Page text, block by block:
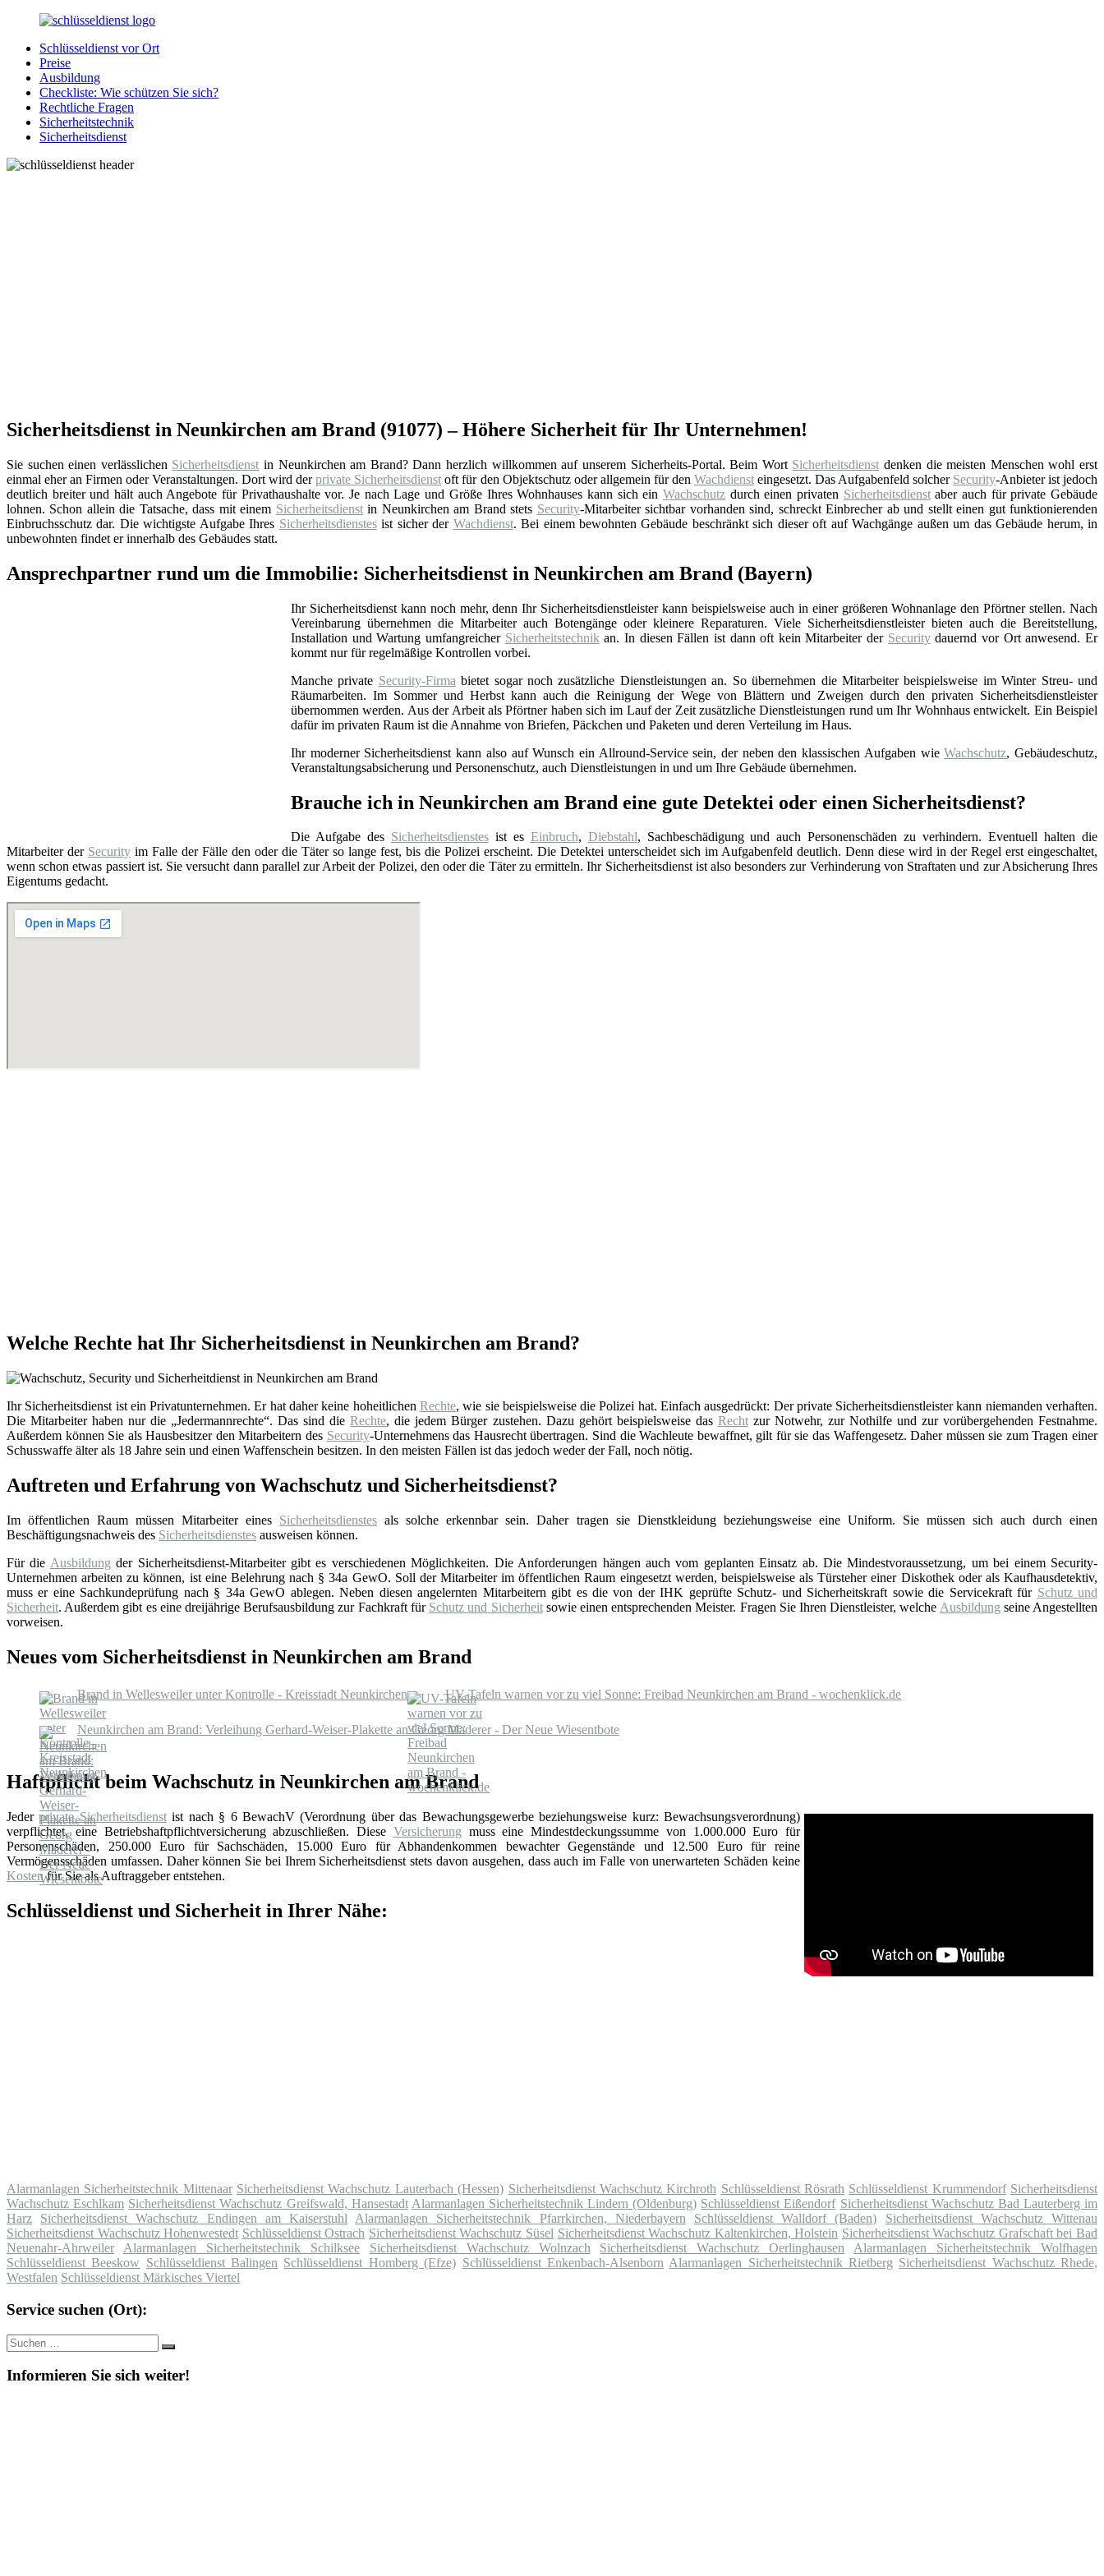
Zurück
Inhalt
SchluesseldienstDirekt.de
Ihre
Notlage
wird
gelöst!
Schlüsseldienst vor Ort
Preise
Ausbildung
Checkliste: Wie schützen Sie sich?
Rechtliche Fragen
Sicherheitstechnik
Sicherheitsdienst
Sicherheitsdienst in Neunkirchen am Brand (91077) – Höhere Sicherheit für Ihr Unternehmen!
Sie suchen einen verlässlichen Sicherheitsdienst in Neunkirchen am Brand? Dann herzlich willkommen auf unserem Sicherheits-Portal. Beim Wort Sicherheitsdienst denken die meisten Menschen wohl erst
einmal eher an Firmen oder Veranstaltungen. Dort wird derprivate Sicherheitsdienst oft für den Objektschutz oder allgemein für den Wachdiensteingesetzt. Das Aufgabenfeld solcher Security-Anbieter ist jedoch
deutlich breiter und hält auch Angebote für Privathaushalte vor. Je nach Lage und Größe Ihres Wohnhauses kann sich ein Wachschutzdurch einen privaten Sicherheitsdienstaber auch für private Gebäude
lohnen. Schon allein die Tatsache, dass mit einem Sicherheitsdienstin Neunkirchen am Brand stets Security-Mitarbeiter sichtbar vorhanden sind, schreckt Einbrecher ab und stellt einen gut funktionierenden
Einbruchsschutz dar. Die wichtigste Aufgabe Ihres Sicherheitsdienstesist sicher der Wachdienst. Bei einem bewohnten Gebäude beschränkt sich dieser oft auf Wachgänge außen um das Gebäude herum, in
unbewohnten findet er innerhalb des Gebäudes statt.
Ansprechpartner rund um die Immobilie: Sicherheitsdienst in Neunkirchen am Brand (Bayern)
Ihr Sicherheitsdienst kann noch mehr, denn Ihr Sicherheitsdienstleister kann beispielsweise auch in einer größeren Wohnanlage den Pförtner stellen. Nach
Vereinbarung übernehmen die Mitarbeiter auch Botengänge oder kleinere Reparaturen. Viele Sicherheitsdienstleister bieten auch die Bereitstellung,
Installation und Wartung umfangreicher Sicherheitstechnikan. In diesen Fällen ist dann oft kein Mitarbeiter der Securitydauernd vor Ort anwesend. Er
kommt nur für regelmäßige Kontrollen vorbei.
Manche private Security-Firma bietet sogar noch zusätzliche Dienstleistungen an. So übernehmen die Mitarbeiter beispielsweise im Winter Streu- und
Räumarbeiten. Im Sommer und Herbst kann auch die Reinigung der Wege von Blättern und Zweigen durch den privaten Sicherheitsdienstleister
übernommen werden. Aus der Arbeit als Pförtner haben sich im Lauf der Zeit zusätzliche Dienstleistungen rund um Ihr Wohnhaus entwickelt. Ein Beispiel
dafür im privaten Raum ist die Annahme von Briefen, Päckchen und Paketen und deren Verteilung im Haus.
Ihr moderner Sicherheitsdienst kann also auf Wunsch ein Allround-Service sein, der neben den klassischen Aufgaben wieWachschutz, Gebäudeschutz,
Veranstaltungsabsicherung und Personenschutz, auch Dienstleistungen in und um Ihre Gebäude übernehmen.
Brauche ich in Neunkirchen am Brand eine gute Detektei oder einen Sicherheitsdienst?
Die Aufgabe des Sicherheitsdienstesist es Einbruch, Diebstahl, Sachbeschädigung und auch Personenschäden zu verhindern. Eventuell halten die
Mitarbeiter der Security im Falle der Fälle den oder die Täter so lange fest, bis die Polizei erscheint. Die Detektei unterscheidet sich im Aufgabenfeld deutlich. Denn diese wird in der Regel erst eingeschaltet,
wenn schon etwas passiert ist. Sie versucht dann parallel zur Arbeit der Polizei, den oder die Täter zu ermitteln. Ihr Sicherheitsdienst ist also besonders zur Verhinderung von Straftaten und zur Absicherung Ihres
Eigentums gedacht.
Welche Rechte hat Ihr Sicherheitsdienst in Neunkirchen am Brand?
Ihr Sicherheitsdienst ist ein Privatunternehmen. Er hat daher keine hoheitlichen Rechte, wie sie beispielsweise die Polizei hat. Einfach ausgedrückt: Der private Sicherheitsdienstleister kann niemanden verhaften.
Die Mitarbeiter haben nur die „Jedermannrechte“. Das sind dieRechte, die jedem Bürger zustehen. Dazu gehört beispielsweise das Rechtzur Notwehr, zur Nothilfe und zur vorübergehenden Festnahme.
Außerdem können Sie als Hausbesitzer den Mitarbeitern des Security-Unternehmens das Hausrecht übertragen. Sind die Wachleute bewaffnet, gilt für sie das Waffengesetz. Daher müssen sie zum Tragen einer
Schusswaffe älter als 18 Jahre sein und einen Waffenschein besitzen. In den meisten Fällen ist das jedoch weder der Fall, noch nötig.
Auftreten und Erfahrung von Wachschutz und Sicherheitsdienst?
Im öffentlichen Raum müssen Mitarbeiter eines Sicherheitsdienstes als solche erkennbar sein. Daher tragen sie Dienstkleidung beziehungsweise eine Uniform. Sie müssen sich auch durch einen
Beschäftigungsnachweis des Sicherheitsdienstes ausweisen können.
Für die Ausbildung der Sicherheitsdienst-Mitarbeiter gibt es verschiedenen Möglichkeiten. Die Anforderungen hängen auch vom geplanten Einsatz ab. Die Mindestvoraussetzung, um bei einem Security-
Unternehmen arbeiten zu können, ist eine Belehrung nach § 34a GewO. Soll der Mitarbeiter im öffentlichen Raum eingesetzt werden, beispielsweise als Türsteher einer Diskothek oder als Kaufhausdetektiv,
muss er eine Sachkundeprüfung nach § 34a GewO ablegen. Neben diesen angelernten Mitarbeitern gibt es die von der IHK geprüfte Schutz- und Sicherheitskraft sowie die Servicekraft für Schutz und
Sicherheit. Außerdem gibt es eine dreijährige Berufsausbildung zur Fachkraft für Schutz und Sicherheitsowie einen entsprechenden Meister. Fragen Sie Ihren Dienstleister, welche Ausbildung seine Angestellten
vorweisen.
Neues vom Sicherheitsdienst in Neunkirchen am Brand
Brand in Wellesweiler unter Kontrolle - Kreisstadt Neunkirchen UV-Tafeln warnen vor zu viel Sonne: Freibad Neunkirchen am Brand - wochenklick.de
Neunkirchen am Brand: Verleihung Gerhard-Weiser-Plakette an Georg Maderer - Der Neue Wiesentbote
Haftpflicht beim Wachschutz in Neunkirchen am Brand
Jederprivate Sicherheitsdienstist nach § 6 BewachV (Verordnung über das Bewachungsgewerbe beziehungsweise kurz: Bewachsungsverordnung)
verpflichtet, eine Betriebshaftpflichtversicherung abzuschließen. Diese Versicherung muss eine Mindestdeckungssumme von 1.000.000 Euro für
Personenschäden, 250.000 Euro für Sachschäden, 15.000 Euro für Abhandenkommen bewachter Gegenstände und 12.500 Euro für reine
Vermögensschäden umfassen. Daher können Sie bei Ihrem Sicherheitsdienst stets davon ausgehen, dass auch im Falle von unerwarteten Schäden keine
Kostenfür Sie als Auftraggeber entstehen.
Schlüsseldienst und Sicherheit in Ihrer Nähe:
Alarmanlagen Sicherheitstechnik Mittenaar Sicherheitsdienst Wachschutz Lauterbach (Hessen) Sicherheitsdienst Wachschutz Kirchroth Schlüsseldienst Rösrath Schlüsseldienst Krummendorf Sicherheitsdienst
Wachschutz Eschlkam Sicherheitsdienst Wachschutz Greifswald, Hansestadt Alarmanlagen Sicherheitstechnik Lindern (Oldenburg) Schlüsseldienst Eißendorf Sicherheitsdienst Wachschutz Bad Lauterberg im
Harz
Sicherheitsdienst Wachschutz Endingen am Kaiserstuhl Alarmanlagen Sicherheitstechnik Pfarrkirchen, Niederbayern Schlüsseldienst Walldorf (Baden)
Sicherheitsdienst Wachschutz Wittenau
Sicherheitsdienst Wachschutz Hohenwestedt Schlüsseldienst Ostrach Sicherheitsdienst Wachschutz Süsel Sicherheitsdienst Wachschutz Kaltenkirchen, Holstein Sicherheitsdienst Wachschutz Grafschaft bei Bad
Neuenahr-Ahrweiler
Alarmanlagen Sicherheitstechnik Schilksee Sicherheitsdienst Wachschutz Wolnzach Sicherheitsdienst Wachschutz Oerlinghausen
Alarmanlagen Sicherheitstechnik Wolfhagen
Schlüsseldienst Beeskow Schlüsseldienst Balingen Schlüsseldienst Homberg (Efze) Schlüsseldienst Enkenbach-Alsenborn Alarmanlagen Sicherheitstechnik Rietberg Sicherheitsdienst Wachschutz Rhede,
Westfalen Schlüsseldienst Märkisches Viertel
Service suchen (Ort):
Suche
nach:
Suchen
Informieren Sie sich weiter!